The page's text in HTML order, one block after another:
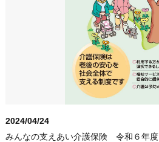
2024/04/24
みんなの支えあい介護保険 令和６年度